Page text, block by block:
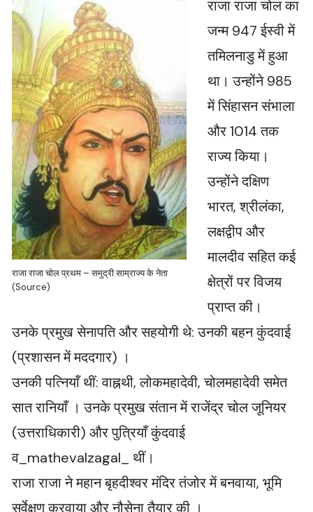
राजा राजा चोल प्रथम – समुद्री साम्राज्य के नेता
(Source)
राजा राजा चोल का
जन्म 947 ईस्वी में
तमिलनाडु में हुआ
था। उन्होंने 985
में सिंहासन संभाला
और 1014 तक
राज्य किया।
उन्होंने दक्षिण
भारत, श्रीलंका,
लक्षद्वीप और
मालदीव सहित कई
क्षेत्रों पर विजय
प्राप्त की।
उनके प्रमुख सेनापति और सहयोगी थे: उनकी बहन कुंदवाई
(प्रशासन में मददगार) ।
उनकी पत्नियाँ थीं: वाह्नथी, लोकमहादेवी, चोलमहादेवी समेत
सात रानियाँ । उनके प्रमुख संतान में राजेंद्र चोल जूनियर
(उत्तराधिकारी) और पुत्रियाँ कुंदवाई
व_mathevalzagal_ थीं।
राजा राजा ने महान बृहदीश्वर मंदिर तंजोर में बनवाया, भूमि
सर्वेक्षण करवाया और नौसेना तैयार की ।